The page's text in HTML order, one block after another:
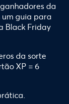
da
um guia para
Black Friday
da sorte
XP = 6